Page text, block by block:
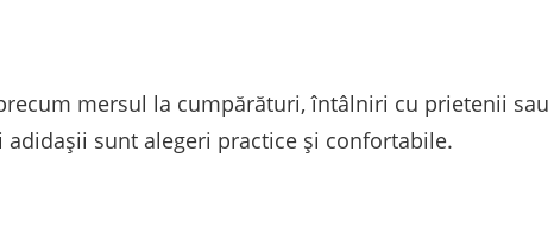
mersul la cumpărături, întâlniri cu prietenii
sunt alegeri practice și confortabile.